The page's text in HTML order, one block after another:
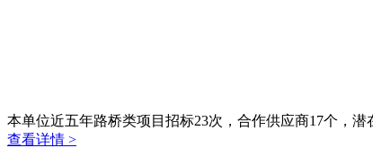
本单位近五年路桥类项目招标23次，合作供应商17个，潜
查看详情 >